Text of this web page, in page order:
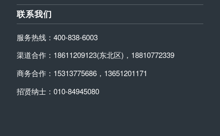
联系我们
服务热线：400-838-6003
渠道合作：18611209123(东北区)，18810772339
商务合作：15313775686，13651201171
招贤纳士：010-84945080